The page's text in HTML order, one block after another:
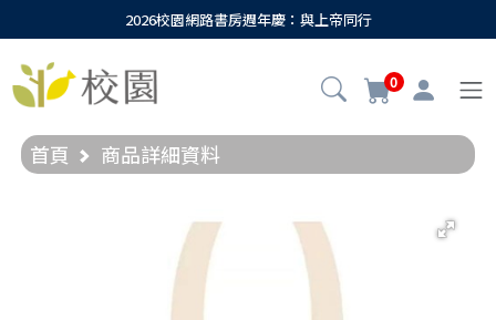
2026校園網路書房週年慶：與上帝同行
0
首頁 商品詳細資料